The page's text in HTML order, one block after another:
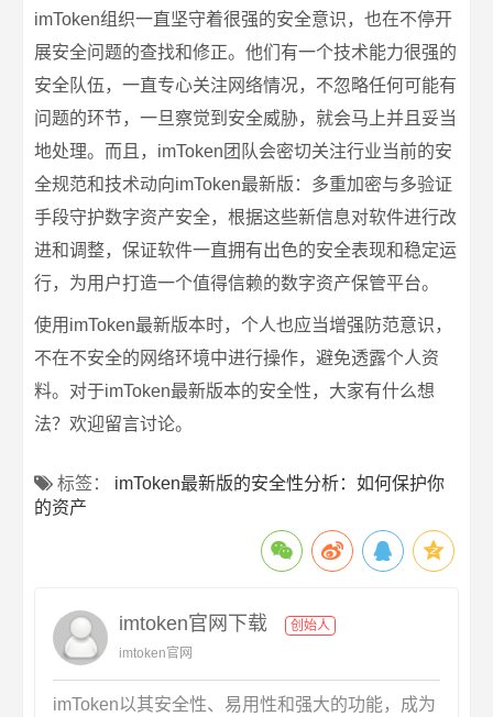
imToken组织一直坚守着很强的安全意识，也在不停开
展安全问题的查找和修正。他们有一个技术能力很强的
安全队伍，一直专心关注网络情况，不忽略任何可能有
问题的环节，一旦察觉到安全威胁，就会马上并且妥当
地处理。而且，imToken团队会密切关注行业当前的安
全规范和技术动向imToken最新版：多重加密与多验证
手段守护数字资产安全，根据这些新信息对软件进行改
进和调整，保证软件一直拥有出色的安全表现和稳定运
行，为用户打造一个值得信赖的数字资产保管平台。
使用imToken最新版本时，个人也应当增强防范意识，
不在不安全的网络环境中进行操作，避免透露个人资
料。对于imToken最新版本的安全性，大家有什么想
法？欢迎留言讨论。
标签： imToken最新版的安全性分析：如何保护你
的资产
imtoken官网下载
创始人
imtoken官网
imToken以其安全性、易用性和强大的功能，成为